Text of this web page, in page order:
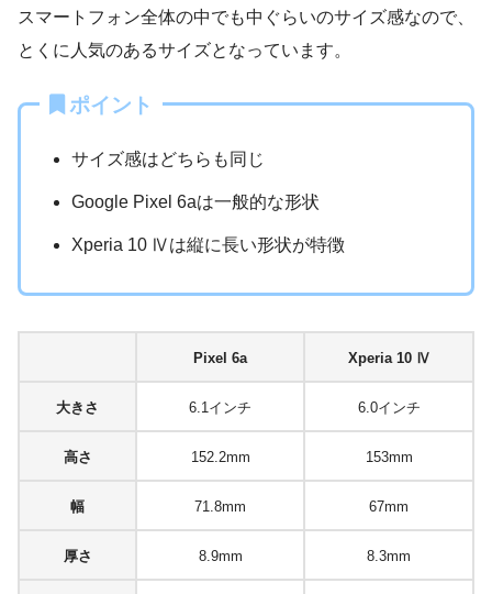
スマートフォン全体の中でも中ぐらいのサイズ感なので、
とくに人気のあるサイズとなっています。
ポイント
サイズ感はどちらも同じ
Google Pixel 6aは一般的な形状
Xperia 10 Ⅳは縦に長い形状が特徴
Pixel 6a Xperia 10 Ⅳ
大きさ 6.1インチ 6.0インチ
高さ 152.2mm 153mm
幅 71.8mm 67mm
厚さ 8.9mm 8.3mm